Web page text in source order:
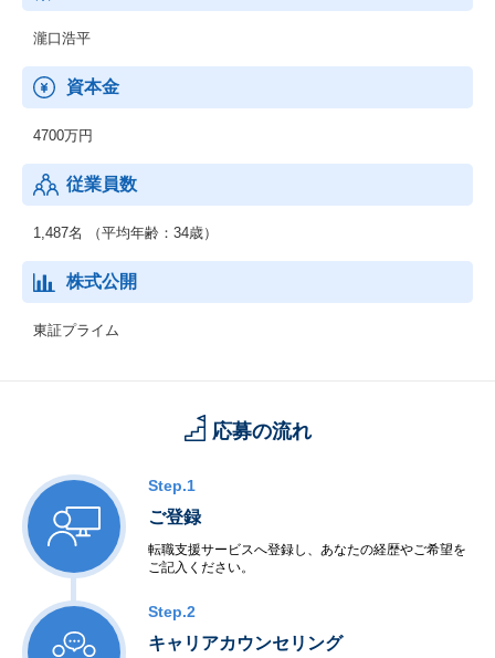
瀧口浩平
資本金
4700万円
従業員数
1,487名 （平均年齢：34歳）
株式公開
東証プライム
応募の流れ
Step.1
ご登録
転職支援サービスへ登録し、あなたの経歴やご希望を
ご記入ください。
Step.2
キャリアカウンセリング